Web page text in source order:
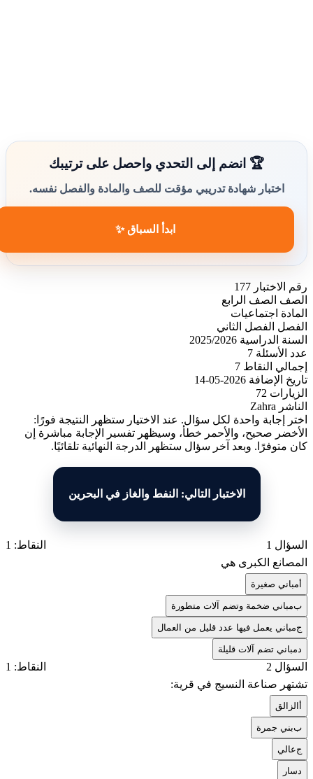
🏆 انضم إلى التحدي واحصل على ترتيبك
اختبار شهادة تدريبي مؤقت للصف والمادة والفصل نفسه.
ابدأ السباق ✨
رقم الاختبار 177
الصف
الصف الرابع
المادة
اجتماعيات
الفصل
الفصل الثاني
السنة الدراسية 2025/2026
عدد الأسئلة 7
إجمالي النقاط 7
تاريخ الإضافة 2026-05-14
الزيارات 72
الناشر Zahra
اختر إجابة واحدة لكل سؤال. عند الاختيار ستظهر النتيجة فورًا:
الأخضر صحيح، والأحمر خطأ، وسيظهر تفسير الإجابة مباشرة إن
كان متوفرًا. وبعد آخر سؤال ستظهر الدرجة النهائية تلقائيًا.
الاختبار التالي: النفط والغاز في البحرين
السؤال 1
النقاط: 1
المصانع الكبرى هي
مباني صغيرة
بمباني ضخمة وتضم آلات متطورة
جمباني يعمل فيها عدد قليل من العمال
مباني تضم آلات قليلة
السؤال 2
النقاط: 1
تشتهر صناعة النسيج في قرية:
الزالق
ببني جمرة
جعالي
سار